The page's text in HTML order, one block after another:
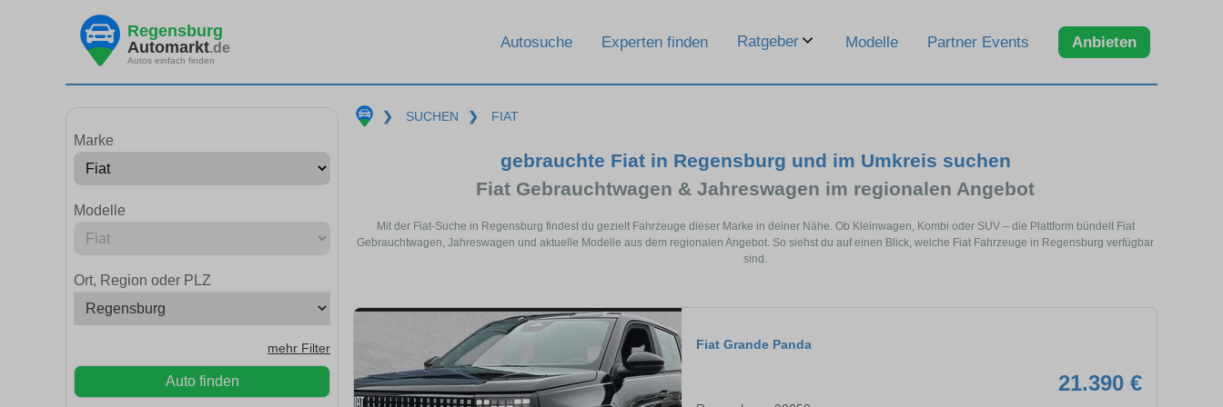
Regensburg
Automarkt.de
Autos einfach finden
Autosuche Experten finden Ratgeber Modelle Partner Events Anbieten
Marke
Modelle
Ort, Region oder PLZ
mehr Filter
Auto finden
❯ SUCHEN ❯ FIAT
gebrauchte Fiat in Regensburg und im Umkreis suchen
Fiat Gebrauchtwagen & Jahreswagen im regionalen Angebot
Mit der Fiat-Suche in Regensburg findest du gezielt Fahrzeuge dieser Marke in deiner Nähe. Ob Kleinwagen, Kombi oder SUV – die Plattform bündelt Fiat
Gebrauchtwagen, Jahreswagen und aktuelle Modelle aus dem regionalen Angebot. So siehst du auf einen Blick, welche Fiat Fahrzeuge in Regensburg verfügbar
sind.
Fiat Grande Panda
21.390 €